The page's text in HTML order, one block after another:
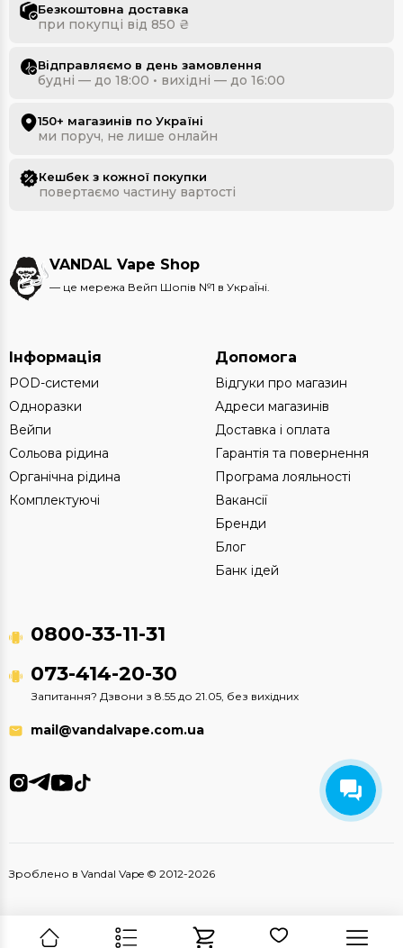
Безкоштовна доставка
при покупці від 850 ₴
Відправляємо в день замовлення
будні — до 18:00 • вихідні — до 16:00
150+ магазинів по Україні
ми поруч, не лише онлайн
Кешбек з кожної покупки
повертаємо частину вартості
VANDAL Vape Shop
— це мережа Вейп Шопів №1 в УкраЇні.
Інформація
POD-системи
Одноразки
Вейпи
Сольова рідина
Органічна рідина
Комплектуючі
Допомога
Відгуки про магазин
Адреси магазинів
Доставка і оплата
Гарантія та повернення
Програма лояльності
Вакансії
Бренди
Блог
Банк ідей
0800-33-11-31
073-414-20-30
Запитання? Дзвони з 8.55 до 21.05, без вихідних
mail@vandalvape.com.ua
Зроблено в Vandal Vape © 2012-2026